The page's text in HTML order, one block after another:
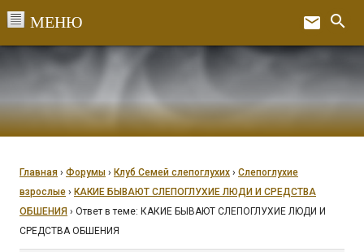
email search
Главная › Форумы › Клуб Семей слепоглухих › Слепоглухие
взрослые › КАКИЕ БЫВАЮТ СЛЕПОГЛУХИЕ ЛЮДИ И СРЕДСТВА
ОБШЕНИЯ › Ответ в теме: КАКИЕ БЫВАЮТ СЛЕПОГЛУХИЕ ЛЮДИ И
СРЕДСТВА ОБШЕНИЯ